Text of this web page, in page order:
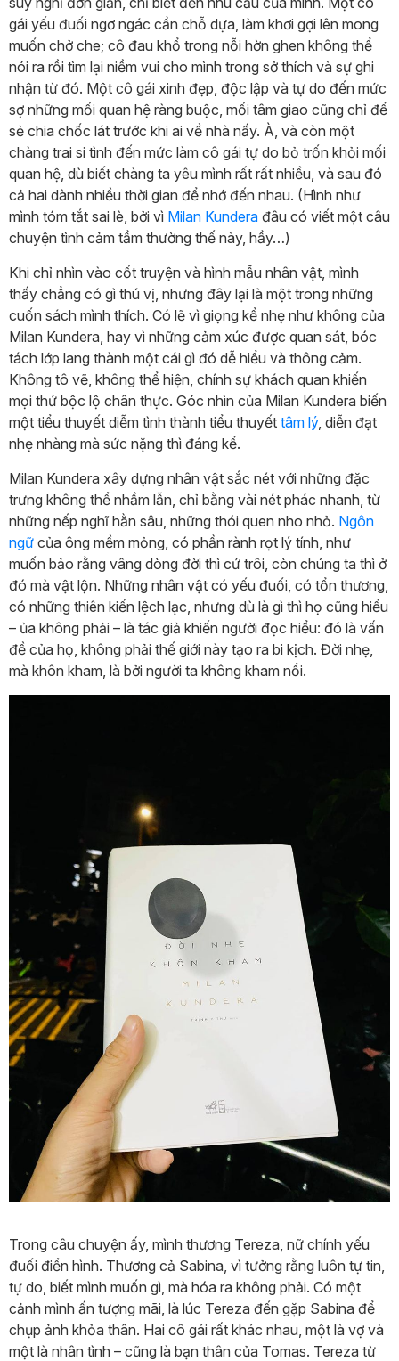
gái yếu đuối ngơ ngác cần chỗ dựa, làm khơi gợi lên mong
muốn chở che; cô đau khổ trong nỗi hờn ghen không thể
nói ra rồi tìm lại niềm vui cho mình trong sở thích và sự ghi
nhận từ đó. Một cô gái xinh đẹp, độc lập và tự do đến mức
sợ những mối quan hệ ràng buộc, mối tâm giao cũng chỉ để
sẻ chia chốc lát trước khi ai về nhà nấy. À, và còn một
chàng trai si tình đến mức làm cô gái tự do bỏ trốn khỏi mối
quan hệ, dù biết chàng ta yêu mình rất rất nhiều, và sau đó
cả hai dành nhiều thời gian để nhớ đến nhau. (Hình như
mình tóm tắt sai lè, bởi vì Milan Kundera đâu có viết một câu
chuyện tình cảm tầm thường thế này, hầy…)
Khi chỉ nhìn vào cốt truyện và hình mẫu nhân vật, mình
thấy chẳng có gì thú vị, nhưng đây lại là một trong những
cuốn sách mình thích. Có lẽ vì giọng kể nhẹ như không của
Milan Kundera, hay vì những cảm xúc được quan sát, bóc
tách lớp lang thành một cái gì đó dễ hiểu và thông cảm.
Không tô vẽ, không thể hiện, chính sự khách quan khiến
mọi thứ bộc lộ chân thực. Góc nhìn của Milan Kundera biến
một tiểu thuyết diễm tình thành tiểu thuyết tâm lý, diễn đạt
nhẹ nhàng mà sức nặng thì đáng kể.
Milan Kundera xây dựng nhân vật sắc nét với những đặc
trưng không thể nhầm lẫn, chỉ bằng vài nét phác nhanh, từ
những nếp nghĩ hằn sâu, những thói quen nho nhỏ. Ngôn
ngữ của ông mềm mỏng, có phần rành rọt lý tính, như
muốn bảo rằng vâng dòng đời thì cứ trôi, còn chúng ta thì ở
đó mà vật lộn. Những nhân vật có yếu đuối, có tổn thương,
có những thiên kiến lệch lạc, nhưng dù là gì thì họ cũng hiểu
– ủa không phải – là tác giả khiến người đọc hiểu: đó là vấn
đề của họ, không phải thế giới này tạo ra bi kịch. Đời nhẹ,
mà khôn kham, là bởi người ta không kham nổi.
Trong câu chuyện ấy, mình thương Tereza, nữ chính yếu
đuối điển hình. Thương cả Sabina, vì tưởng rằng luôn tự tin,
tự do, biết mình muốn gì, mà hóa ra không phải. Có một
cảnh mình ấn tượng mãi, là lúc Tereza đến gặp Sabina để
chụp ảnh khỏa thân. Hai cô gái rất khác nhau, một là vợ và
một là nhân tình – cũng là bạn thân của Tomas. Tereza từ